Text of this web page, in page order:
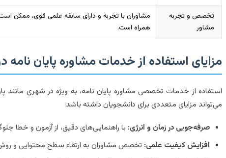
تخصص و تجربه
مشاور
مشاوران با تجربه و دارای سابقه علمی قوی، ممکن
همراه است.
مزایای استفاده از خدمات مشاوره پایان نامه
استفاده از خدمات تخصصی مشاوره پایان نامه، به ویژه در شهری
می‌تواند مزایای متعددی برای دانشجویان داشته باشد:
صرفه‌جویی در زمان و انرژی: با راهنمایی‌های دقیق، از آزمون و خطا
افزایش کیفیت علمی: تخصص مشاوران به ارتقاء سطح محتوایی و